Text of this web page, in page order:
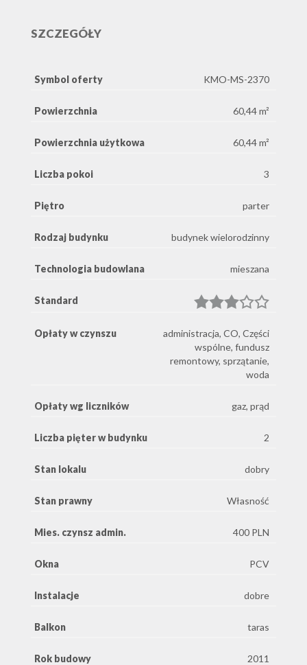
SZCZEGÓŁY
Symbol oferty KMO-MS-2370
Powierzchnia 60,44 m²
Powierzchnia użytkowa 60,44 m²
Liczba pokoi 3
Piętro parter
Rodzaj budynku budynek wielorodzinny
Technologia budowlana mieszana
Standard
Opłaty w czynszu
administracja, CO, Części
wspólne, fundusz
remontowy, sprzątanie,
woda
Opłaty wg liczników gaz, prąd
Liczba pięter w budynku 2
Stan lokalu dobry
Stan prawny Własność
Mies. czynsz admin. 400 PLN
Okna PCV
Instalacje dobre
Balkon taras
Rok budowy 2011